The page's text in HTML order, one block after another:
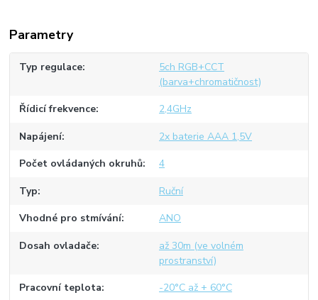
Parametry
Typ regulace
5ch RGB+CCT
(barva+chromatičnost)
Řídicí frekvence 2,4GHz
Napájení 2x baterie AAA 1,5V
Počet ovládaných okruhů 4
Typ Ruční
Vhodné pro stmívání ANO
Dosah ovladače
až 30m (ve volném
prostranství)
Pracovní teplota -20°C až + 60°C